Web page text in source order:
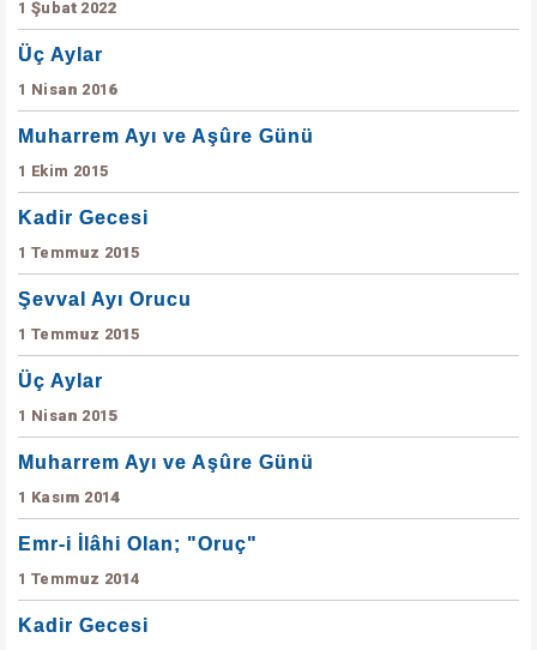
1 Şubat 2022
Üç Aylar
1 Nisan 2016
Muharrem Ayı ve Aşûre Günü
1 Ekim 2015
Kadir Gecesi
1 Temmuz 2015
Şevval Ayı Orucu
1 Temmuz 2015
Üç Aylar
1 Nisan 2015
Muharrem Ayı ve Aşûre Günü
1 Kasım 2014
Emr-i İlâhi Olan; "Oruç"
1 Temmuz 2014
Kadir Gecesi